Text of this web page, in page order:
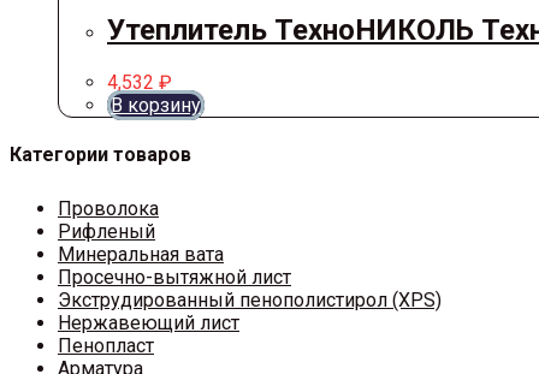
Утеплитель ТехноНИКОЛЬ
4,532 ₽
В корзину
Категории товаров
Проволока
Рифленый
Минеральная вата
Просечно-вытяжной лист
Экструдированный пенополистирол (XPS)
Нержавеющий лист
Пенопласт
Арматура